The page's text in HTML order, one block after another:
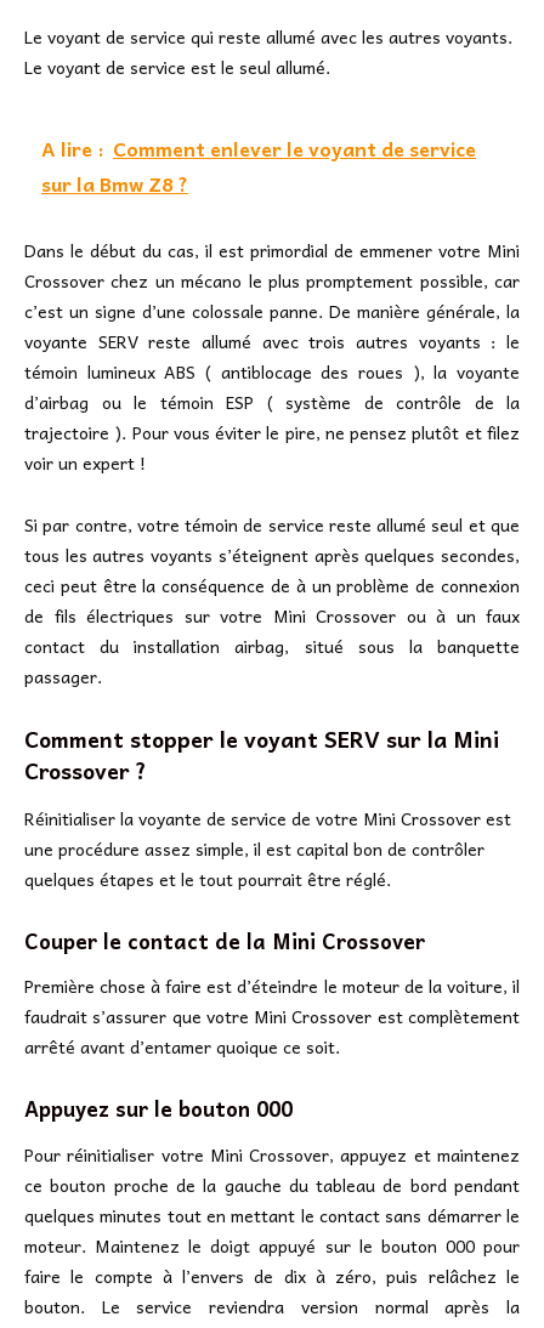
Le voyant de service qui reste allumé avec les autres voyants.
Le voyant de service est le seul allumé.
A lire : Comment enlever le voyant de service
sur la Bmw Z8 ?
Dans le début du cas, il est primordial de emmener votre Mini
Crossover chez un mécano le plus promptement possible, car
c’est un signe d’une colossale panne. De manière générale, la
voyante SERV reste allumé avec trois autres voyants : le
témoin lumineux ABS ( antiblocage des roues ), la voyante
d’airbag ou le témoin ESP ( système de contrôle de la
trajectoire ). Pour vous éviter le pire, ne pensez plutôt et filez
voir un expert !
Si par contre, votre témoin de service reste allumé seul et que
tous les autres voyants s’éteignent après quelques secondes,
ceci peut être la conséquence de à un problème de connexion
de fils électriques sur votre Mini Crossover ou à un faux
contact du installation airbag, situé sous la banquette
passager.
Comment stopper le voyant SERV sur la Mini
Crossover ?
Réinitialiser la voyante de service de votre Mini Crossover est
une procédure assez simple, il est capital bon de contrôler
quelques étapes et le tout pourrait être réglé.
Couper le contact de la Mini Crossover
Première chose à faire est d’éteindre le moteur de la voiture, il
faudrait s’assurer que votre Mini Crossover est complètement
arrêté avant d’entamer quoique ce soit.
Appuyez sur le bouton 000
Pour réinitialiser votre Mini Crossover, appuyez et maintenez
ce bouton proche de la gauche du tableau de bord pendant
quelques minutes tout en mettant le contact sans démarrer le
moteur. Maintenez le doigt appuyé sur le bouton 000 pour
faire le compte à l’envers de dix à zéro, puis relâchez le
bouton. Le service reviendra version normal après la